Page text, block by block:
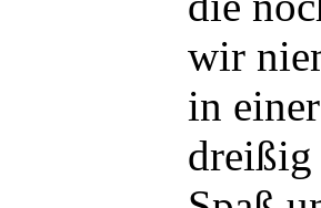
wir
in
dreißig